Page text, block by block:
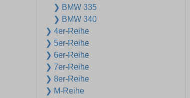
❯ BMW 335
❯ BMW 340
❯ 4er-Reihe
❯ 5er-Reihe
❯ 6er-Reihe
❯ 7er-Reihe
❯ 8er-Reihe
❯ M-Reihe